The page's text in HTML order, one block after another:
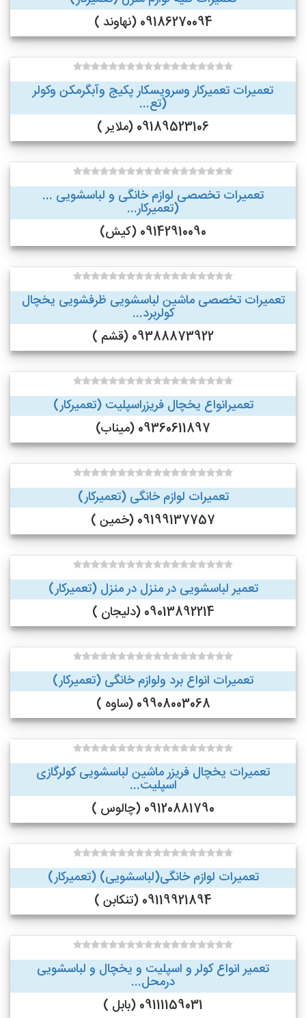
09186270094 (نهاوند )
تعمیرات تعمیرکار وسرویسکار پکیج وآبگرمکن وکولر
(تع...
09189523106 (ملایر )
تعمیرات تخصصی لوازم خانگی و لباسشویی ...
(تعمیرکار...
09142910090 (کیش)
تعمیرات تخصصی ماشین لباسشویی ظرفشویی یخچال
کولربرد...
09388873922 (قشم )
تعمیرانواع یخچال فریزراسپلیت (تعمیرکار)
09360611897 (میناب)
تعمیرات لوازم خانگی (تعمیرکار)
09199137757 (خمین )
تعمیر لباسشویی در منزل در منزل (تعمیرکار)
09013892214 (دلیجان )
تعمیرات انواع برد ولوازم خانگی (تعمیرکار)
09908003068 (ساوه )
تعمیرات یخچال فریزر ماشین لباسشویی کولرگازی
اسپلیت...
09120881790 (چالوس )
تعمیرات لوازم خانگی(لباسشویی) (تعمیرکار)
09119921894 (تنکابن )
تعمیر انواع کولر و اسپلیت و یخچال و لباسشویی
درمحل...
09111159031 (بابل )